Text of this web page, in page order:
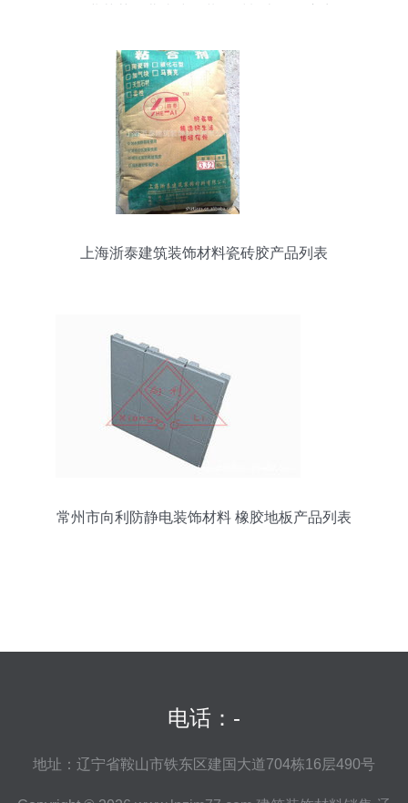
上海浙泰建筑装饰材料瓷砖胶产品列表
常州市向利防静电装饰材料 橡胶地板产品列表
电话：-
地址：辽宁省鞍山市铁东区建国大道704栋16层490号